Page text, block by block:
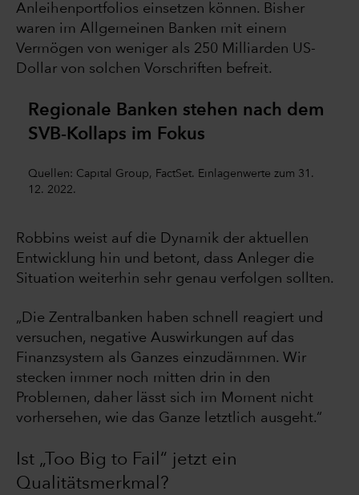
Anleihenportfolios einsetzen können. Bisher
waren im Allgemeinen Banken mit einem
Vermögen von weniger als 250 Milliarden US-
Dollar von solchen Vorschriften befreit.
Regionale Banken stehen nach dem
SVB-Kollaps im Fokus
Quellen: Capital Group, FactSet. Einlagenwerte zum 31.
12. 2022.
Robbins weist auf die Dynamik der aktuellen
Entwicklung hin und betont, dass Anleger die
Situation weiterhin sehr genau verfolgen sollten.
„Die Zentralbanken haben schnell reagiert und
versuchen, negative Auswirkungen auf das
Finanzsystem als Ganzes einzudämmen. Wir
stecken immer noch mitten drin in den
Problemen, daher lässt sich im Moment nicht
vorhersehen, wie das Ganze letztlich ausgeht.“
Ist „Too Big to Fail“ jetzt ein
Qualitätsmerkmal?